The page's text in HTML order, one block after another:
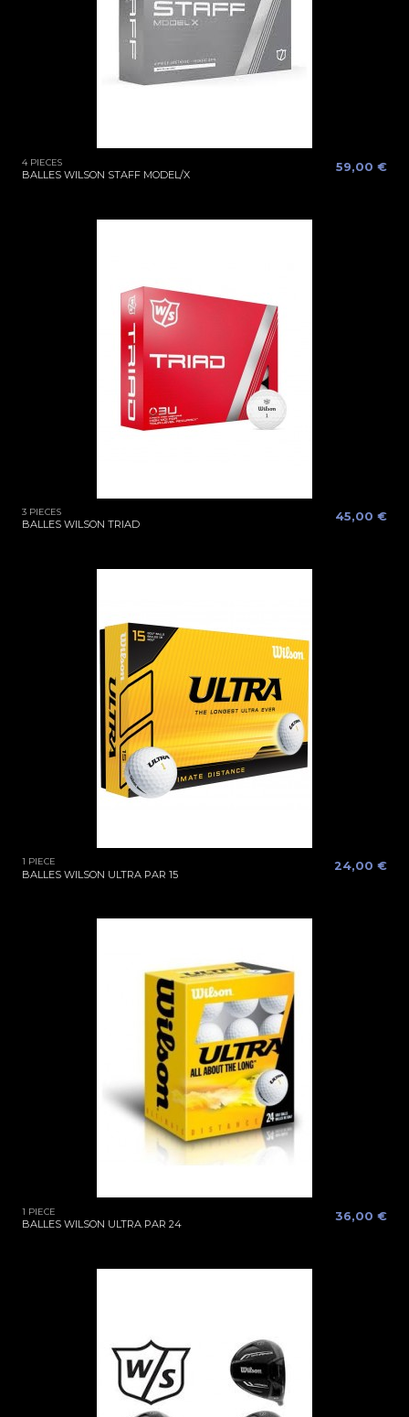
4 PIECES
BALLES WILSON STAFF MODEL/X
59,00 €
3 PIECES
BALLES WILSON TRIAD
45,00 €
1 PIECE
BALLES WILSON ULTRA PAR 15
24,00 €
1 PIECE
BALLES WILSON ULTRA PAR 24
36,00 €